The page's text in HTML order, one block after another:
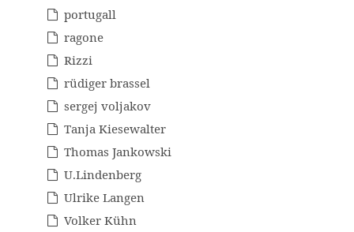
portugall
ragone
Rizzi
rüdiger brassel
sergej voljakov
Tanja Kiesewalter
Thomas Jankowski
U.Lindenberg
Ulrike Langen
Volker Kühn